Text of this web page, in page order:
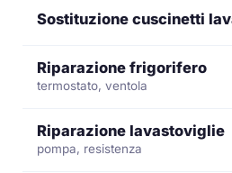
Sostituzione cuscinetti
Riparazione frigorifero
termostato, ventola
Riparazione lavastoviglie
pompa, resistenza